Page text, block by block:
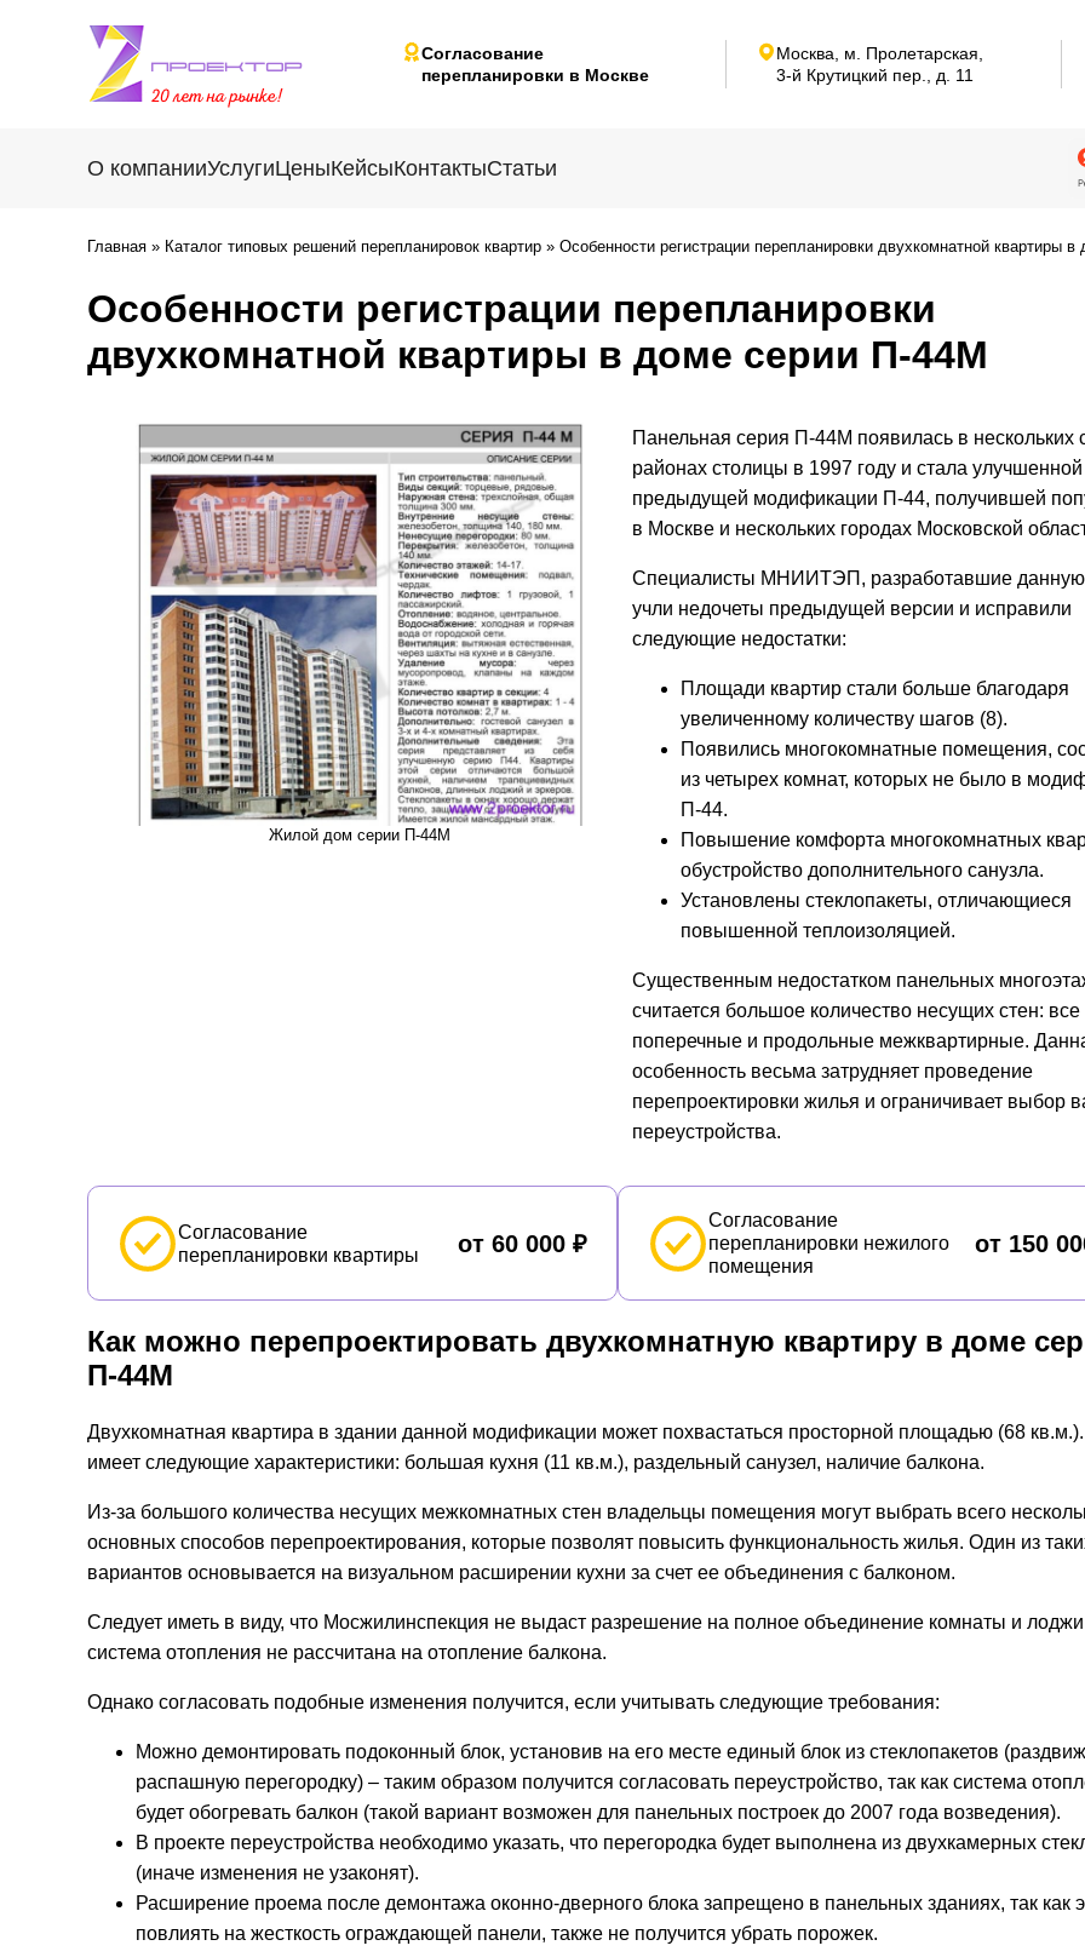
Согласование
перепланировки в Москве
Москва, м. Пролетарская,
3-й Крутицкий пер.,
д. 11
О компанииУслугиЦеныКейсыКонтактыСтатьи
Главная » Каталог типовых решений перепланировок квартир » Особенности регистрации перепланировки двухкомнатной квартиры
Особенности регистрации перепланировки
двухкомнатной квартиры в доме серии П-44М
Жилой дом серии П-44М
Панельная серия П-44М появилась в нескольких
районах столицы в 1997 году и стала
предыдущей модификации П-44, получившей
в Москве и нескольких городах Московской
Специалисты МНИИТЭП, разработавшие
учли недочеты предыдущей версии и исправили
следующие недостатки:
Площади квартир стали больше благодаря
увеличенному количеству шагов (8).
Появились многокомнатные помещения,
из четырех комнат, которых не было в
П-44.
Повышение комфорта многокомнатных
обустройство дополнительного санузла.
Установлены стеклопакеты, отличающиеся
повышенной теплоизоляцией.
Существенным недостатком панельных
считается большое количество несущих стен: все
поперечные и продольные межквартирные.
особенность весьма затрудняет проведение
перепроектировки жилья и ограничивает выбор
переустройства.
Согласование
перепланировки квартиры
от 60 000 ₽
Согласование
перепланировки нежилого
помещения
от 150
Как можно перепроектировать двухкомнатную квартиру в доме
П-44М
Двухкомнатная квартира в здании данной модификации может похвастаться просторной площадью (68
имеет следующие характеристики: большая кухня (11 кв.м.), раздельный санузел, наличие балкона.
Из-за большого количества несущих межкомнатных стен владельцы помещения могут выбрать всего
основных способов перепроектирования, которые позволят повысить функциональность жилья. Один из
вариантов основывается на визуальном расширении кухни за счет ее объединения с балконом.
Следует иметь в виду, что Мосжилинспекция не выдаст разрешение на полное объединение комнаты и
система отопления не рассчитана на отопление балкона.
Однако согласовать подобные изменения получится, если учитывать следующие требования:
Можно демонтировать подоконный блок, установив на его месте единый блок из стеклопакетов
распашную перегородку) – таким образом получится согласовать переустройство, так как система
будет обогревать балкон (такой вариант возможен для панельных построек до 2007 года возведения).
В проекте переустройства необходимо указать, что перегородка будет выполнена из двухкамерных
(иначе изменения не узаконят).
Расширение проема после демонтажа оконно-дверного блока запрещено в панельных зданиях, так как
повлиять на жесткость ограждающей панели, также не получится убрать порожек.